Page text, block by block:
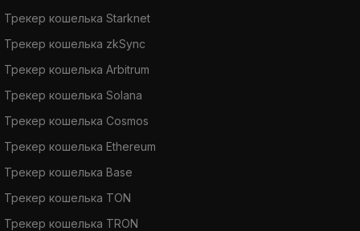
Трекер кошелька Starknet
Трекер кошелька zkSync
Трекер кошелька Arbitrum
Трекер кошелька Solana
Трекер кошелька Cosmos
Трекер кошелька Ethereum
Трекер кошелька Base
Трекер кошелька TON
Трекер кошелька TRON